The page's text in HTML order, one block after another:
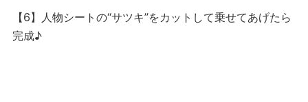
【6】人物シートの“サツキ”をカットして乗せてあげたら
完成♪